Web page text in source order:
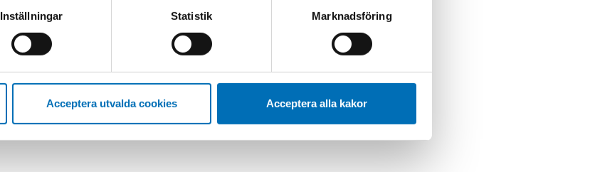
tidigare och accepterat användningen av cookies kan du alltid radera dem
Inställningar Statistik Marknadsföring
Acceptera utvalda cookies Acceptera alla kakor
som hjälper mig
En välfungerade
rapporteringen får allt mer utrymme.
Australien. Där har medierna
till att politikerna uppfattat att
Som en följd har en viktig tjänst